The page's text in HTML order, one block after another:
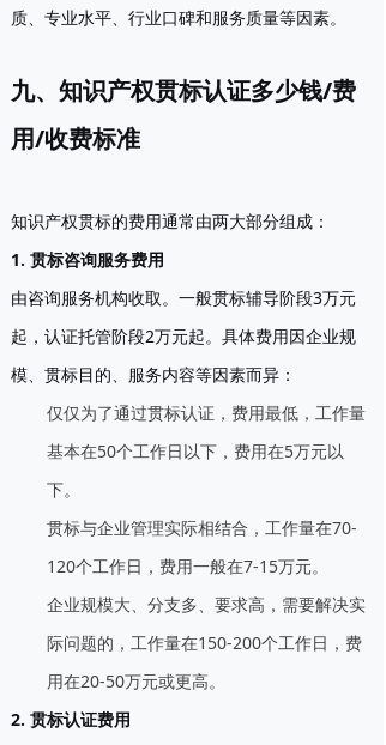
质、专业水平、行业口碑和服务质量等因素。
九、知识产权贯标认证多少钱/费
用/收费标准
知识产权贯标的费用通常由两大部分组成：
1. 贯标咨询服务费用
由咨询服务机构收取。一般贯标辅导阶段3万元
起，认证托管阶段2万元起。具体费用因企业规
模、贯标目的、服务内容等因素而异：
仅仅为了通过贯标认证，费用最低，工作量
基本在50个工作日以下，费用在5万元以
下。
贯标与企业管理实际相结合，工作量在70-
120个工作日，费用一般在7-15万元。
企业规模大、分支多、要求高，需要解决实
际问题的，工作量在150-200个工作日，费
用在20-50万元或更高。
2. 贯标认证费用